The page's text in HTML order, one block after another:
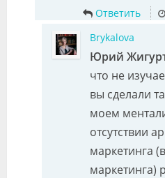
Ответить
Brykalova
Юрий
что не
вы сделали
моем
отсутствии
маркетинга
маркетинга)